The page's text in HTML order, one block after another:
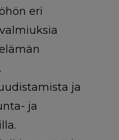
eri
ja
ja